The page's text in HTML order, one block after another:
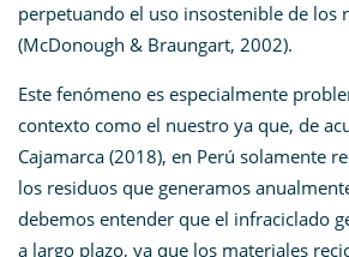
perpetuando el uso insostenible de los
(McDonough & Braungart, 2002)​.
Este fenómeno es especialmente
contexto como el nuestro ya que, de
Cajamarca (2018), en Perú solamente
los residuos que generamos
debemos entender que el infraciclado
a largo plazo, ya que los materiales